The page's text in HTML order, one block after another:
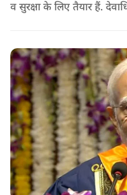
व सुरक्षा के लिए तैयार हैं.
पात, क्षेत्र व प्रांत की
है.